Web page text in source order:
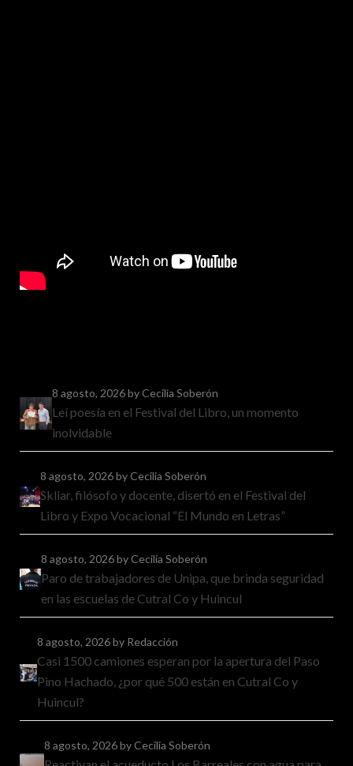
8 agosto, 2026by Cecilia Soberón
Leí poesía en el Festival del Libro, un momento
inolvidable
8 agosto, 2026by Cecilia Soberón
Skliar, filósofo y docente, disertó en el Festival del
Libro y Expo Vocacional “El Mundo en Letras”
8 agosto, 2026by Cecilia Soberón
Paro de trabajadores de Unipa, que brinda seguridad
en las escuelas de Cutral Co y Huincul
8 agosto, 2026by Redacción
Casi 1500 camiones esperan por la apertura del Paso
Pino Hachado, ¿por qué 500 están en Cutral Co y
Huincul?
8 agosto, 2026by Cecilia Soberón